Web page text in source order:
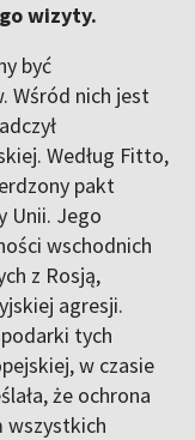
wizyty.
być
Wśród nich jest
Według Fitto,
pakt
Unii. Jego
wschodnich
z Rosją,
agresji.
tych
w czasie
że ochrona
wszystkich